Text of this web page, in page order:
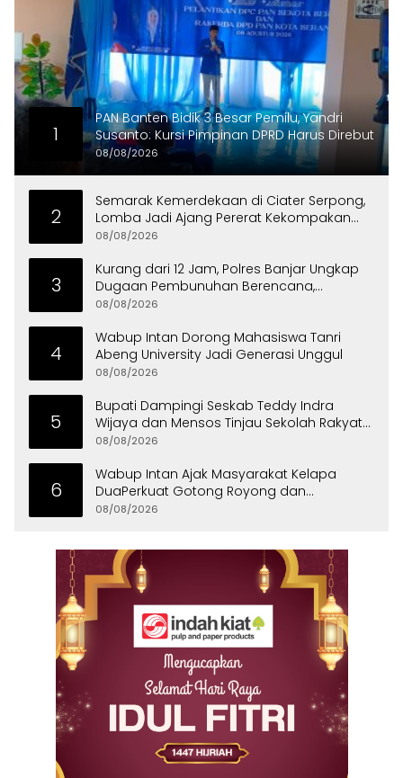
1
PAN Banten Bidik 3 Besar Pemilu, Yandri
Susanto: Kursi Pimpinan DPRD Harus Direbut
08/08/2026
2
Semarak Kemerdekaan di Ciater Serpong,
Lomba Jadi Ajang Pererat Kekompakan
Warga
08/08/2026
3
Kurang dari 12 Jam, Polres Banjar Ungkap
Dugaan Pembunuhan Berencana,
Tersangka Diciduk di Bandung
08/08/2026
4
Wabup Intan Dorong Mahasiswa Tanri
Abeng University Jadi Generasi Unggul
08/08/2026
5
Bupati Dampingi Seskab Teddy Indra
Wijaya dan Mensos Tinjau Sekolah Rakyat
di Curug
08/08/2026
6
Wabup Intan Ajak Masyarakat Kelapa
DuaPerkuat Gotong Royong dan
Persatuan
08/08/2026